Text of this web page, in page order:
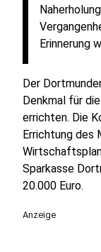
Erinnerung
Der
Denkmal für
errichten. Die
Errichtung des
Sparkasse
20.000 Euro.
Anzeige